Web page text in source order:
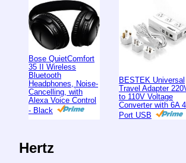
Bose QuietComfort
35 II Wireless
Bluetooth
Headphones, Noise-
Cancelling, with
Alexa Voice Control
- Black
BESTEK Universal
Travel Adapter
to 110V Voltage
Converter with 6A
Port USB
Hertz